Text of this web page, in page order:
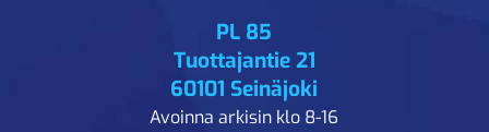
PL 85
Tuottajantie 21
60101 Seinäjoki
Avoinna arkisin klo 8-16